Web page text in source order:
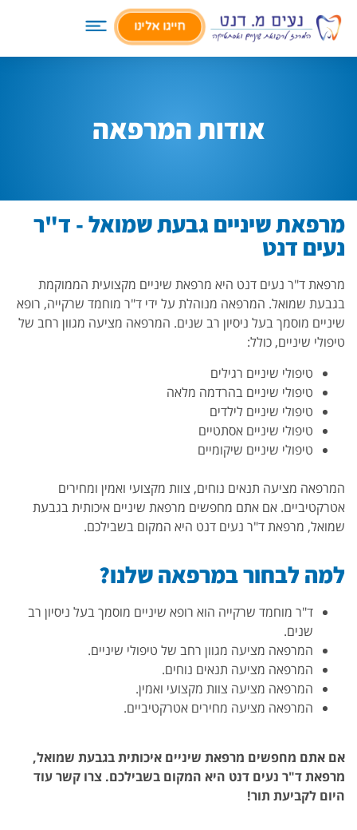
חייגו אלינו
אודות המרפאה
מרפאת שיניים גבעת שמואל - ד"ר
נעים דנט
מרפאת ד"ר נעים דנט היא מרפאת שיניים מקצועית הממוקמת
בגבעת שמואל. המרפאה מנוהלת על ידי ד"ר מוחמד שרקייה, רופא
שיניים מוסמך בעל ניסיון רב שנים. המרפאה מציעה מגוון רחב של
טיפולי שיניים, כולל:
טיפולי שיניים רגילים
טיפולי שיניים בהרדמה מלאה
טיפולי שיניים לילדים
טיפולי שיניים אסתטיים
טיפולי שיניים שיקומיים
המרפאה מציעה תנאים נוחים, צוות מקצועי ואמין ומחירים
אטרקטיביים. אם אתם מחפשים מרפאת שיניים איכותית בגבעת
שמואל, מרפאת ד"ר נעים דנט היא המקום בשבילכם.
למה לבחור במרפאה שלנו?
ד"ר מוחמד שרקייה הוא רופא שיניים מוסמך בעל ניסיון רב
שנים.
המרפאה מציעה מגוון רחב של טיפולי שיניים.
המרפאה מציעה תנאים נוחים.
המרפאה מציעה צוות מקצועי ואמין.
המרפאה מציעה מחירים אטרקטיביים.
אם אתם מחפשים מרפאת שיניים איכותית בגבעת שמואל,
מרפאת ד"ר נעים דנט היא המקום בשבילכם. צרו קשר עוד
היום לקביעת תור!